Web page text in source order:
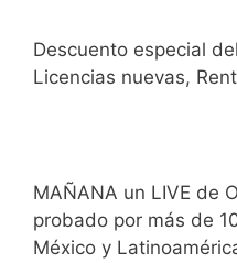
Descuento especial
Licencias nuevas,
MAÑANA un LIVE de
probado por más de
México y